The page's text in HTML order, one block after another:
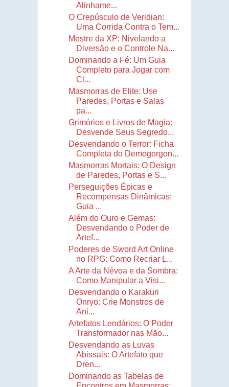
Alinhame...
O Crepúsculo de Veridian:
Uma Corrida Contra o Tem...
Mestre da XP: Nivelando a
Diversão e o Controle Na...
Dominando a Fé: Um Guia
Completo para Jogar com
Cl...
Masmorras de Elite: Use
Paredes, Portas e Salas
pa...
Grimórios e Livros de Magia:
Desvende Seus Segredo...
Desvendando o Terror: Ficha
Completa do Demogorgon...
Masmorras Mortais: O Design
de Paredes, Portas e S...
Perseguições Épicas e
Recompensas Dinâmicas:
Guia ...
Além do Ouro e Gemas:
Desvendando o Poder de
Artef...
Poderes de Sword Art Online
no RPG: Como Recriar L...
A Arte da Névoa e da Sombra:
Como Manipular a Visi...
Desvendando o Karakuri
Onryo: Crie Monstros de
Ani...
Artefatos Lendários: O Poder
Transformador nas Mão...
Desvendando as Luvas
Abissais: O Artefato que
Dren...
Dominando as Tabelas de